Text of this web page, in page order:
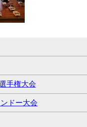
手権大会
ドー大会